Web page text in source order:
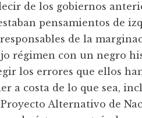
de los gobiernos
pensamientos de
de la
régimen con un negro
los errores que ellos
a costa de lo que sea,
Alternativo de